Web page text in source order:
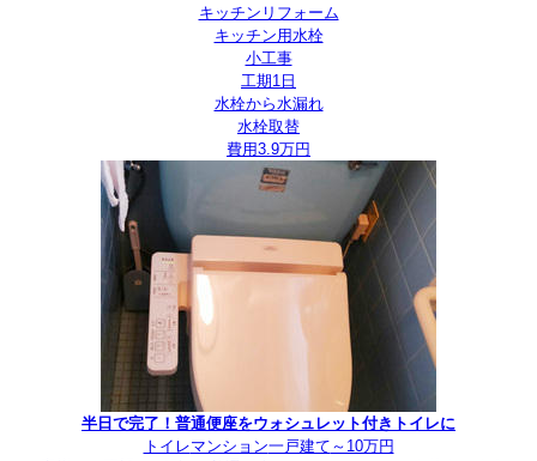
キッチンリフォーム
キッチン用水栓
小工事
工期1日
水栓から水漏れ
水栓取替
費用3.9万円
半日で完了！普通便座をウォシュレット付きトイレに
トイレマンション一戸建て ～10万円